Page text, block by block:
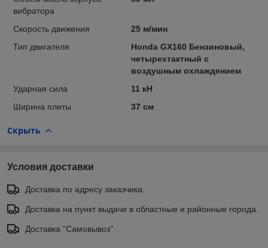
вибратора
Скорость движения
25 м/мин
Тип двигателя
Honda GX160 Бензиновый,
четырехтактный с
воздушным охлаждением
Ударная сила
11 кН
Ширина плиты
37 см
Скрыть
Условия доставки
Доставка по адресу заказчика.
Доставка на пункт выдачи в областные и районные города.
Доставка "Самовывоз"